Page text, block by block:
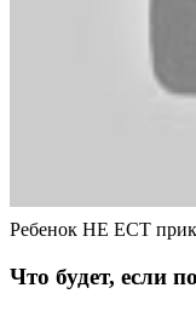
Ребенок НЕ ЕСТ
Что будет, если